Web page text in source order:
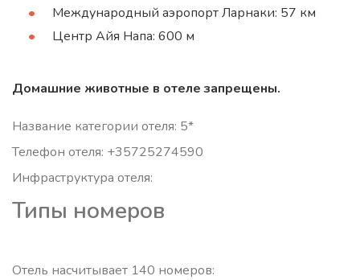
Международный аэропорт Ларнаки: 57 км
Центр Айя Напа: 600 м
Домашние животные в отеле запрещены.
Название категории отеля: 5*
Телефон отеля: +35725274590
Инфраструктура отеля:
Типы номеров
Отель насчитывает 140 номеров: